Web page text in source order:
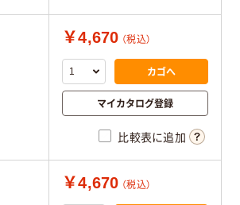
￥4,670 （税込）
カゴへ
マイカタログ登録
比較表に追加
￥4,670 （税込）